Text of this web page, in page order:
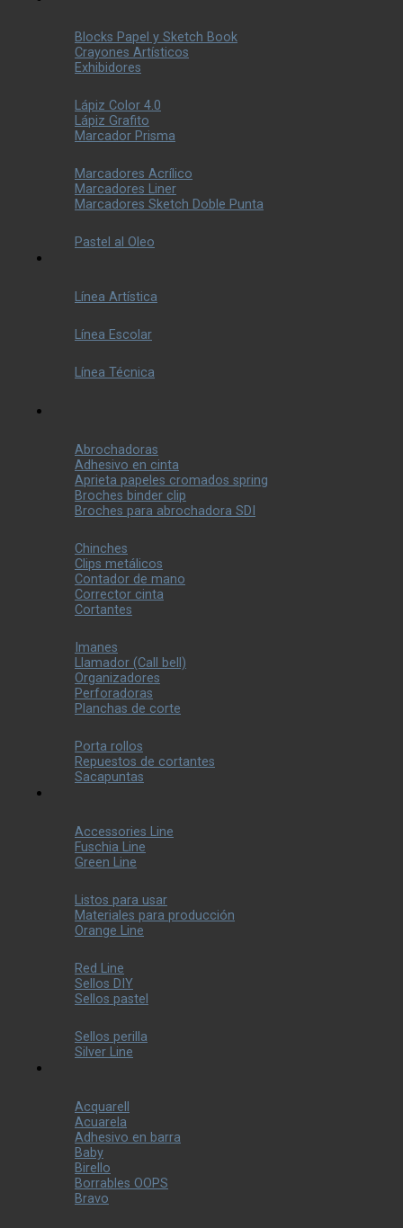
Blocks Papel y Sketch Book
Crayones Artísticos
Exhibidores
Lápiz Color 4.0
Lápiz Grafito
Marcador Prisma
Marcadores Acrílico
Marcadores Liner
Marcadores Sketch Doble Punta
Pastel al Oleo
Línea Artística
Línea Escolar
Línea Técnica
Abrochadoras
Adhesivo en cinta
Aprieta papeles cromados spring
Broches binder clip
Broches para abrochadora SDI
Chinches
Clips metálicos
Contador de mano
Corrector cinta
Cortantes
Imanes
Llamador (Call bell)
Organizadores
Perforadoras
Planchas de corte
Porta rollos
Repuestos de cortantes
Sacapuntas
Accessories Line
Fuschia Line
Green Line
Listos para usar
Materiales para producción
Orange Line
Red Line
Sellos DIY
Sellos pastel
Sellos perilla
Silver Line
Acquarell
Acuarela
Adhesivo en barra
Baby
Birello
Borrables OOPS
Bravo